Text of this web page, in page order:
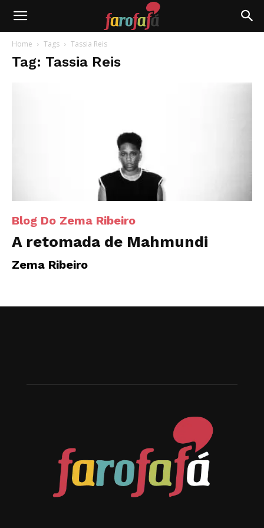
Farofafá
Home Tags Tassia Reis
Tag: Tassia Reis
Blog Do Zema Ribeiro
A retomada de Mahmundi
Zema Ribeiro